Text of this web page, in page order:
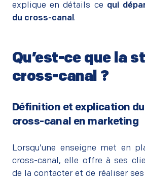
explique en détails ce qui
du cross-canal .
Qu’est-ce que la
cross-canal ?
Définition et explication
cross-canal en marketing
Lorsqu’une enseigne met en
cross-canal, elle offre à ses
de la contacter et de réaliser